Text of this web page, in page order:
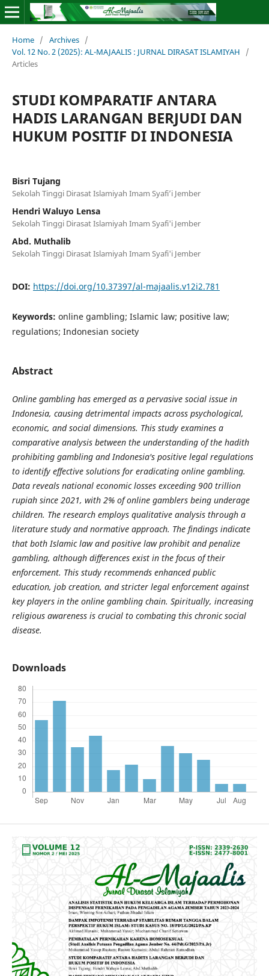
Home / Archives /
Vol. 12 No. 2 (2025): AL-MAJAALIS : JURNAL DIRASAT ISLAMIYAH
/
Articles
STUDI KOMPARATIF ANTARA
HADIS LARANGAN BERJUDI DAN
HUKUM POSITIF DI INDONESIA
Bisri Tujang
Sekolah Tinggi Dirasat Islamiyah Imam Syafi’i Jember
Hendri Waluyo Lensa
Sekolah Tinggi Dirasat Islamiyah Imam Syafi'i Jember
Abd. Muthalib
Sekolah Tinggi Dirasat Islamiyah Imam Syafi'i Jember
DOI: https://doi.org/10.37397/al-majaalis.v12i2.781
Keywords: online gambling; Islamic law; positive law;
regulations; Indonesian society
Abstract
Online gambling has emerged as a pervasive social issue in
Indonesia, causing detrimental impacts across psychological,
economic, and social dimensions. This study examines a
comparative analysis between the understanding of the hadith
prohibiting gambling and Indonesia's positive legal regulations
to identify effective solutions for eradicating online gambling.
Data reveals national economic losses exceeding 900 trillion
rupiah since 2021, with 2% of online gamblers being underage
children. The research employs qualitative analysis through a
literature study and normative approach. The findings indicate
that both Islamic law and positive law prohibit and penalize
gambling, although differences exist in the focus of their
enforcement. This study recommends enhanced public
education, job creation, and stricter legal enforcement against
key players in the online gambling chain. Spiritually, increasing
religious awareness is crucial to combating this chronic social
disease.
Downloads